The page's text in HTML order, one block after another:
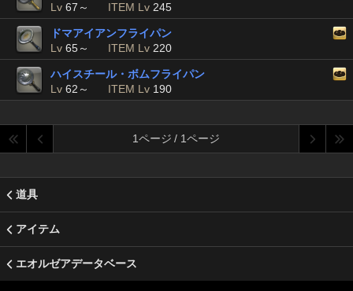
Lv 67～ ITEM Lv 245
ドマアイアンフライパン
Lv 65～ ITEM Lv 220
ハイスチール・ボムフライパン
Lv 62～ ITEM Lv 190
1ページ / 1ページ
道具
アイテム
エオルゼアデータベース